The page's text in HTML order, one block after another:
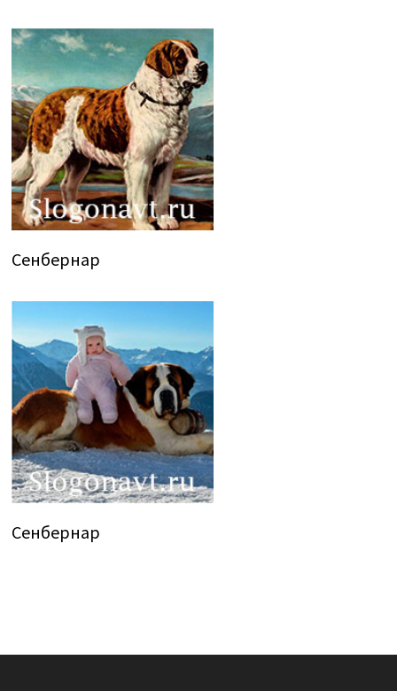
Сенбернар
Сенбернар